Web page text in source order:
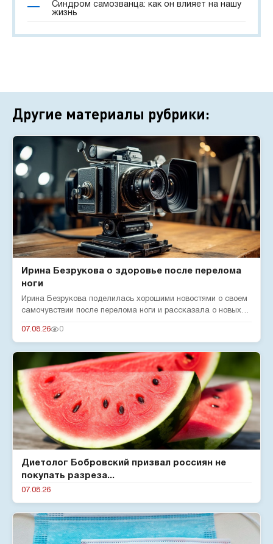
Синдром самозванца: как он влияет на нашу
жизнь
Другие материалы рубрики:
Ирина Безрукова о здоровье после перелома
ноги
Ирина Безрукова поделилась хорошими новостями о своем
самочувствии после перелома ноги и рассказала о новых
07.08.26 0
Диетолог Бобровский призвал россиян не
покупать разреза...
07.08.26